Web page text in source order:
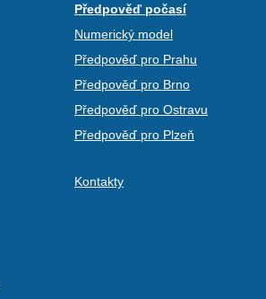
Předpověď počasí
Numerický model
Předpověď pro Prahu
Předpověď pro Brno
Předpověď pro Ostravu
Předpověď pro Plzeň
Kontakty